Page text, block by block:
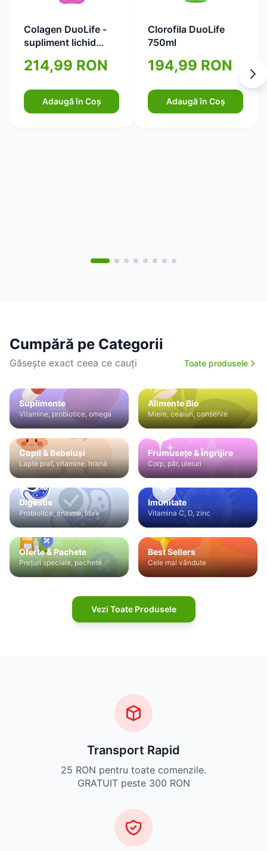
Colagen DuoLife -
supliment lichid
elastica 750ml
214,99 RON
Adaugă în Coș
Clorofila DuoLife
750ml
194,99 RON
Adaugă în Coș
Cumpără pe Categorii
Găsește exact ceea ce cauți Toate produsele
Suplimente
Vitamine, probiotice, omega
Alimente Bio
Miere, ceaiuri, conserve
Copii & Bebeluși
Lapte praf, vitamine, hrană
Frumusețe & Îngrijire
Corp, păr, uleiuri
Digestie
Probiotice, enzime, fibre
Imunitate
Vitamina C, D, zinc
Oferte & Pachete
Prețuri speciale, pachete
Best Sellers
Cele mai vândute
Vezi Toate Produsele
Transport Rapid
25 RON pentru toate comenzile.
GRATUIT peste 300 RON